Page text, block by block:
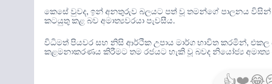
කෙසේ වුවද,ඉන් අනතුරුව බලයට පත් වූ තමන්ගේ පාලනය විසින්
කටයුතු කළ බව අමාත්‍යවරයා පැවසීය.
විධිමත් පියවර සහ නිසි ආර්ථික උපාය මාර්ග භාවිත කරමින්,එකල
කළමනාකරණය කිරීමට තම රජයට හැකි වූ බවද නියෝජ්‍ය
👍❤️😂